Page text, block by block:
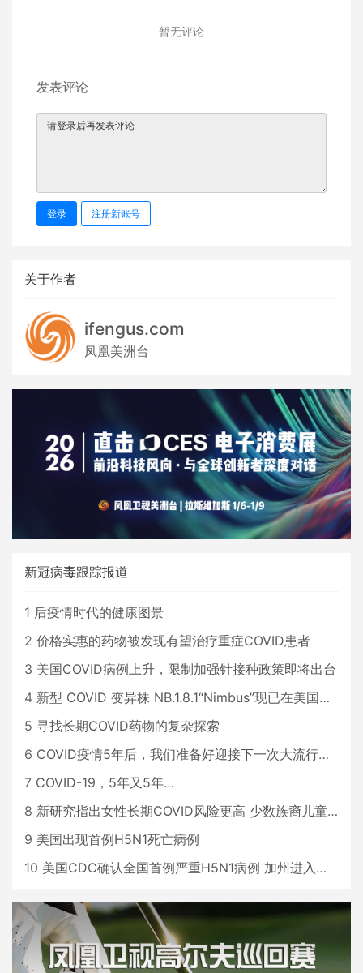
暂无评论
发表评论
登录 注册新账号
关于作者
ifengus.com
凤凰美洲台
新冠病毒跟踪报道
1 后疫情时代的健康图景
2 价格实惠的药物被发现有望治疗重症COVID患者
3 美国COVID病例上升，限制加强针接种政策即将出台
4 新型 COVID 变异株 NB.1.8.1“Nimbus”现已在美国占据主导地位
5 寻找长期COVID药物的复杂探索
6 COVID疫情5年后，我们准备好迎接下一次大流行了吗？
7 COVID-19，5年又5年…
8 新研究指出女性长期COVID风险更高 少数族裔儿童存在差异
9 美国出现首例H5N1死亡病例
10 美国CDC确认全国首例严重H5N1病例 加州进入紧急状态